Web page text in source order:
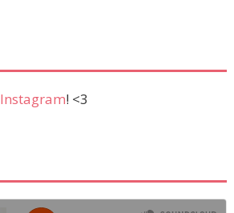
Instagram! <3